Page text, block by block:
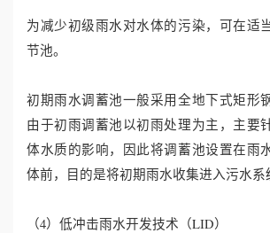
为减少初级雨水对水体的污染，可在适
节池。
初期雨水调蓄池一般采用全地下式矩形
由于初雨调蓄池以初雨处理为主，主要
体水质的影响，因此将调蓄池设置在雨
体前，目的是将初期雨水收集进入污水系
（4）低冲击雨水开发技术（LID）